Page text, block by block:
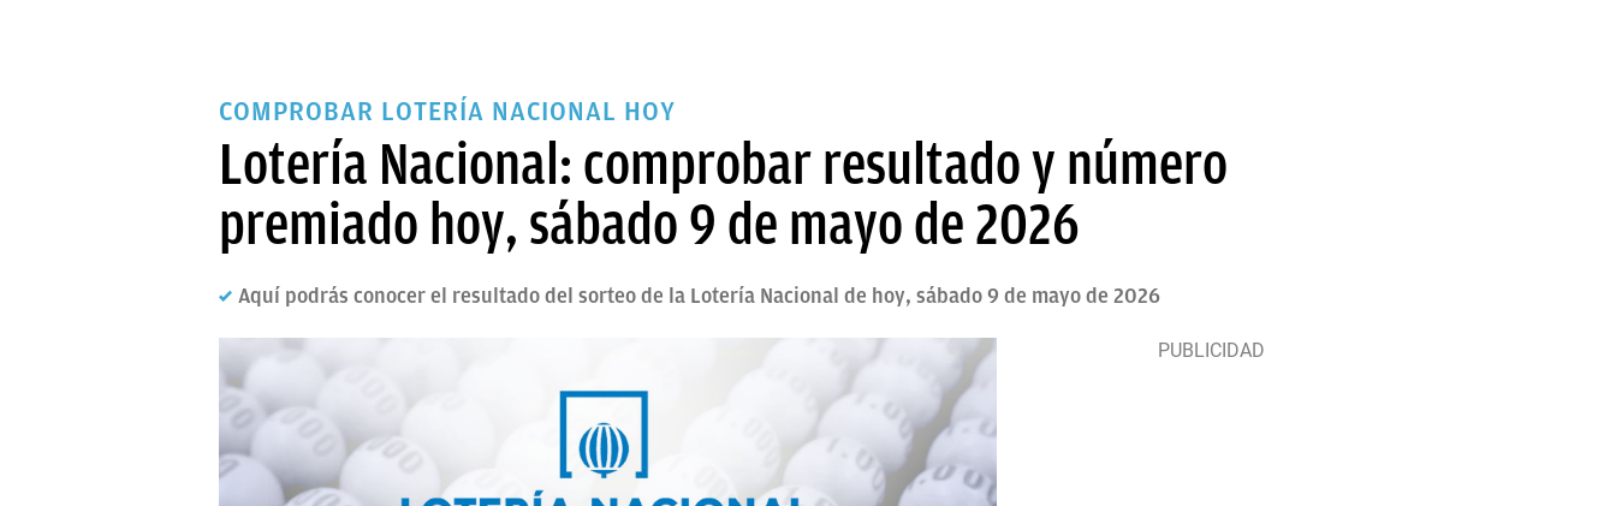
COMPROBAR LOTERÍA NACIONAL HOY
Lotería Nacional: comprobar resultado y número
premiado hoy, sábado 9 de mayo de 2026
Aquí podrás conocer el resultado del sorteo de la Lotería Nacional de hoy, sábado 9 de mayo de 2026